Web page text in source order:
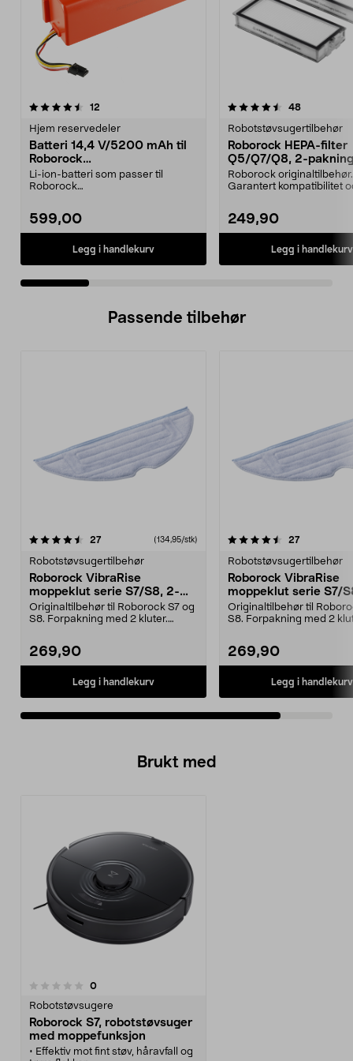
12
Hjem reservedeler
Batteri 14,4 V/5200 mAh til
Roborock
S5/S6/S7/S8/Q7/E4/E5
Li-ion-batteri som passer til
Roborock
599,00
Legg i handlekurv
4.5 av 5 stjerner 48
Robotstøvsugertilbehør
Roborock HEPA-filter
Q5/Q7/Q8, 2-pakning
Roborock originaltilbehør.
Garantert kompatibilitet
249,90
Legg i handlekurv
3.0 av 5 stjerner
Passende tilbehør
27anmeldelser(134,95/stk)
Robotstøvsugertilbehør
Roborock VibraRise
moppeklut serie S7/S8, 2-
pakning
Originaltilbehør til Roborock S7 og
S8. Forpakning med 2 kluter.
269,90
Legg i handlekurv
4.5av 5 stjerner 27
Robotstøvsugertilbehør
Roborock VibraRise
moppeklut serie S7/
pakning
Originaltilbehør til
S8. Forpakning med 2
269,90
Legg i handlekurv
Brukt med
0anmeldelser
Robotstøvsugere
Roborock S7, robotstøvsuger
med moppefunksjon
• Effektiv mot fint støv, håravfall og